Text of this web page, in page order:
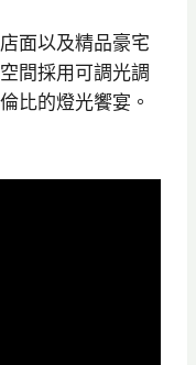
面以及精品豪宅
間採用可調光調
比的燈光饗宴。